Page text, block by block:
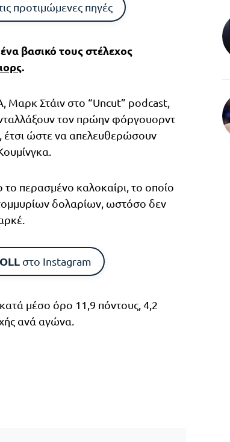
προτιμώμενες πηγές
βασικό τους στέλεχος
.
Στάιν στο “Uncut” podcast,
τον πρώην φόργουορντ
, έτσι ώστε να απελευθερώσουν
περασμένο καλοκαίρι, το οποίο
δολαρίων, ωστόσο δεν
στο Instagram
μέσο όρο 11,9 πόντους, 4,2
ανά αγώνα.